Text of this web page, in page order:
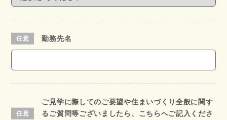
勤務先名
ご見学に際してのご要望や住まいづくり全般に関す
るご質問等ございましたら、こちらへご記入くださ